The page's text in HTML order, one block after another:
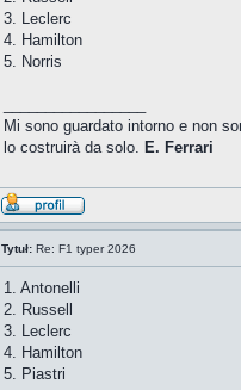
3. Leclerc
4. Hamilton
5. Norris
Mi sono guardato intorno e non
lo costruirà da solo. E. Ferrari
Tytuł: Re: F1 typer 2026
1. Antonelli
2. Russell
3. Leclerc
4. Hamilton
5. Piastri